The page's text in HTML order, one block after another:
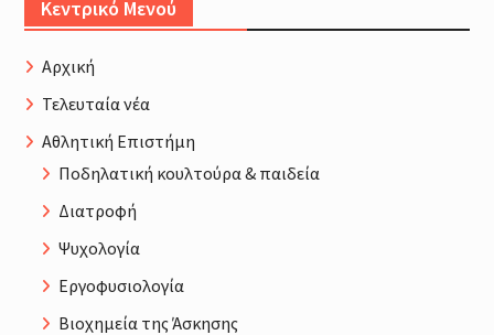
Κεντρικό Μενού
Αρχική
Τελευταία νέα
Αθλητική Επιστήμη
Ποδηλατική κουλτούρα & παιδεία
Διατροφή
Ψυχολογία
Εργοφυσιολογία
Βιοχημεία της Άσκησης